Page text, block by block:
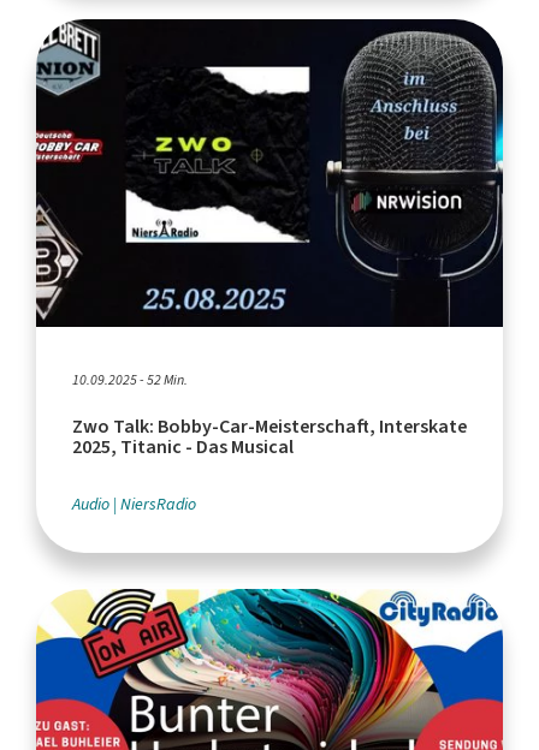
10.09.2025 - 52 Min.
Zwo Talk: Bobby-Car-Meisterschaft, Interskate
2025, Titanic - Das Musical
Audio NiersRadio